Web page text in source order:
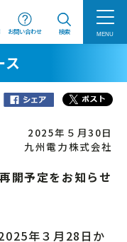
お問い合わせ 検索 MENU
ス
2025年５月30日
九州電力株式会社
開予定をお知らせ
年３月28日か